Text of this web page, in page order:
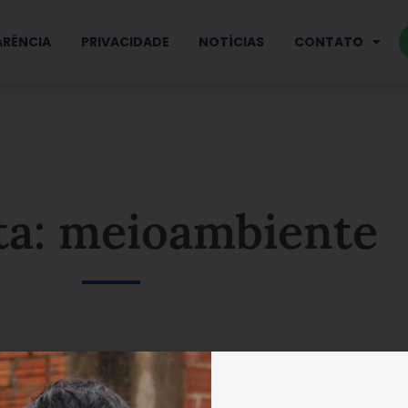
PRIVACIDADE NOTÍCIAS CONTATO
meioambiente